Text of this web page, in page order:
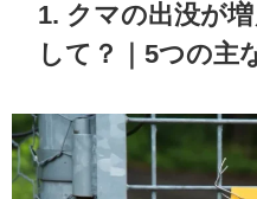
1. クマの出没が
して？｜5つの主